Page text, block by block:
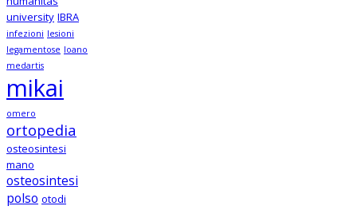
university IBRA
infezioni lesioni
legamentose loano
medartis
mikai
omero
ortopedia
osteosintesi
mano
osteosintesi
polso otodi